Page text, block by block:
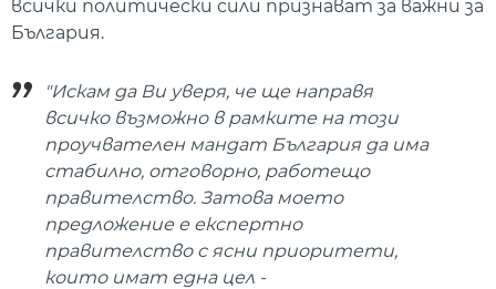
всички политически сили признават за важни за
България.
"Искам да Ви уверя, че ще направя
всичко възможно в рамките на този
проучвателен мандат България да има
стабилно, отговорно, работещо
правителство. Затова моето
предложение е експертно
правителство с ясни приоритети,
които имат една цел -